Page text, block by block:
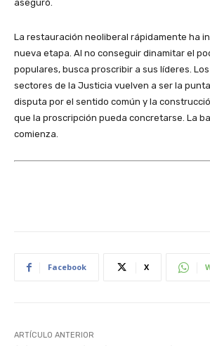
aseguró.
La restauración neoliberal rápidamente ha
nueva etapa. Al no conseguir dinamitar el
populares, busca proscribir a sus líderes.
sectores de la Justicia vuelven a ser la
disputa por el sentido común y la
que la proscripción pueda concretarse. La
comienza.
Facebook X
ARTÍCULO ANTERIOR